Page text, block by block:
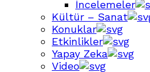
İncelemeler
Kültür – Sanat
Konuklar
Etkinlikler
Yapay Zeka
Video